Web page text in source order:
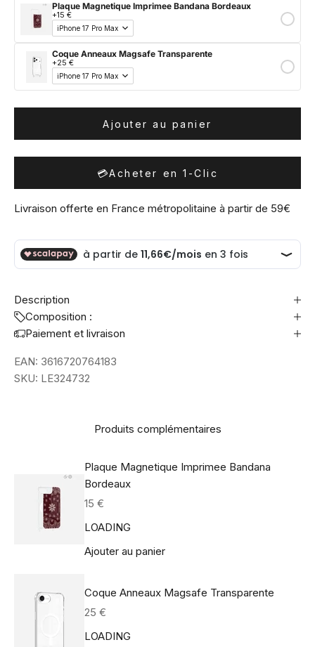
Plaque Magnetique Imprimee Bandana Bordeaux
+15 €
Coque Anneaux Magsafe Transparente
+25 €
Ajouter au panier
💳Acheter en 1-Clic
Livraison offerte en France métropolitaine à partir de 59€
Description
Composition :
Paiement et livraison
EAN: 3616720764183
SKU: LE324732
Produits complémentaires
Plaque Magnetique Imprimee Bandana
Bordeaux
Prix de vente
15 €
LOADING
Ajouter au panier
Coque Anneaux Magsafe Transparente
Prix de vente
25 €
LOADING